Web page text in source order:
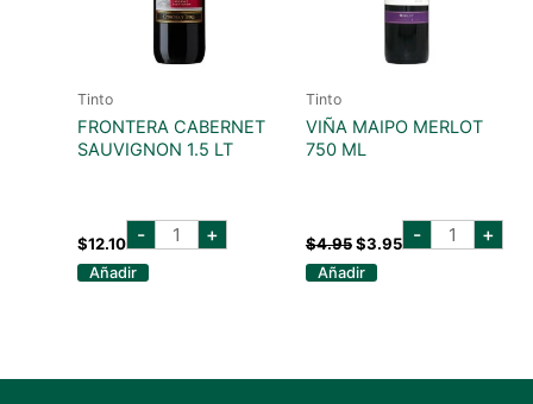
Tinto
FRONTERA CABERNET
SAUVIGNON 1.5 LT
$12.10 - FRONTERA
CABERNET
+
Añadir
Tinto
VIÑA MAIPO MERLOT
750 ML
$4.95precio
original
$3.95precio
- VIÑA
MAIPO+
Añadir